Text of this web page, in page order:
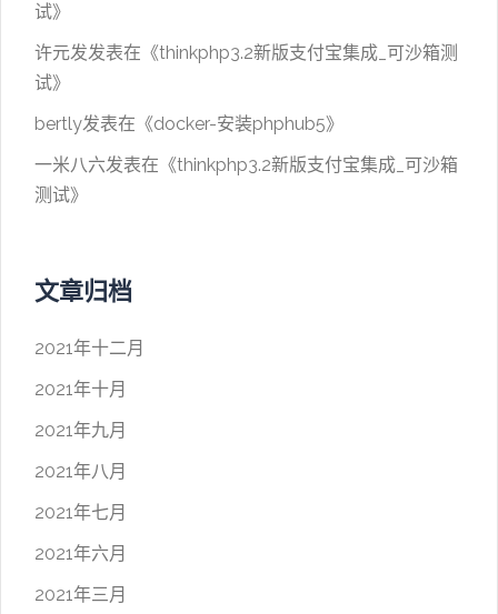
试》
许元发发表在《thinkphp3.2新版支付宝集成_可沙箱测
试》
bertly发表在《docker-安装phphub5》
一米八六发表在《thinkphp3.2新版支付宝集成_可沙箱
测试》
文章归档
2021年十二月
2021年十月
2021年九月
2021年八月
2021年七月
2021年六月
2021年三月